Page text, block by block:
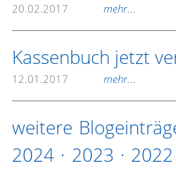
20.02.2017 mehr...
Kassenbuch jetzt
12.01.2017 mehr...
weitere
2024 · 2023 · 2022